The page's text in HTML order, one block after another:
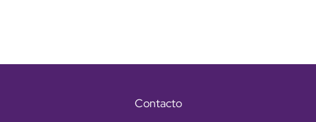
Contacto